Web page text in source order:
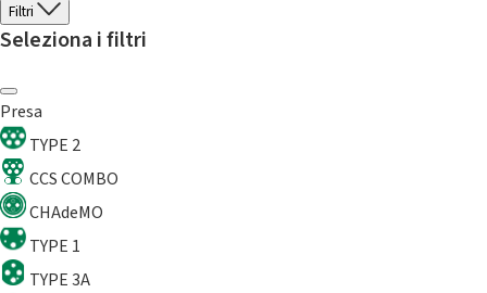
Filtri
Seleziona i filtri
Presa
TYPE 2
CCS COMBO
CHAdeMO
TYPE 1
TYPE 3A